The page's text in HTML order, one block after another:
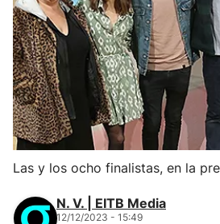
Las y los ocho finalistas, en la
N. V. | EITB Media
12/12/2023 - 15:49